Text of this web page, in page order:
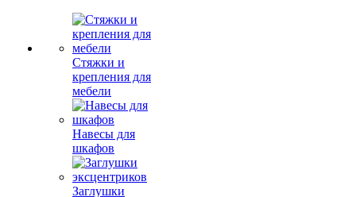
Стяжки и
крепления для
мебели
Навесы для
шкафов
Заглушки